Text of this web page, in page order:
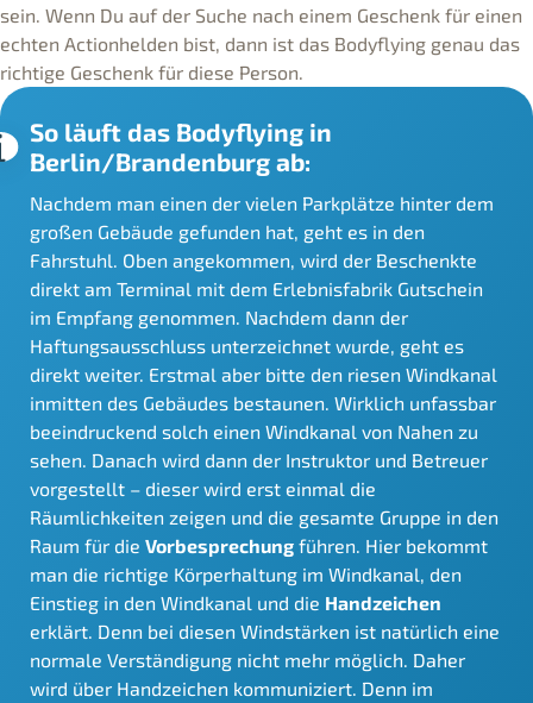
sein. Wenn Du auf der Suche nach einem Geschenk für einen
echten Actionhelden bist, dann ist das Bodyflying genau das
richtige Geschenk für diese Person.
So läuft das Bodyflying in
Berlin/Brandenburg ab:
Nachdem man einen der vielen Parkplätze hinter dem
großen Gebäude gefunden hat, geht es in den
Fahrstuhl. Oben angekommen, wird der Beschenkte
direkt am Terminal mit dem Erlebnisfabrik Gutschein
im Empfang genommen. Nachdem dann der
Haftungsausschluss unterzeichnet wurde, geht es
direkt weiter. Erstmal aber bitte den riesen Windkanal
inmitten des Gebäudes bestaunen. Wirklich unfassbar
beeindruckend solch einen Windkanal von Nahen zu
sehen. Danach wird dann der Instruktor und Betreuer
vorgestellt – dieser wird erst einmal die
Räumlichkeiten zeigen und die gesamte Gruppe in den
Raum für dieVorbesprechung führen. Hier bekommt
man die richtige Körperhaltung im Windkanal, den
Einstieg in den Windkanal und die Handzeichen
erklärt. Denn bei diesen Windstärken ist natürlich eine
normale Verständigung nicht mehr möglich. Daher
wird über Handzeichen kommuniziert. Denn im